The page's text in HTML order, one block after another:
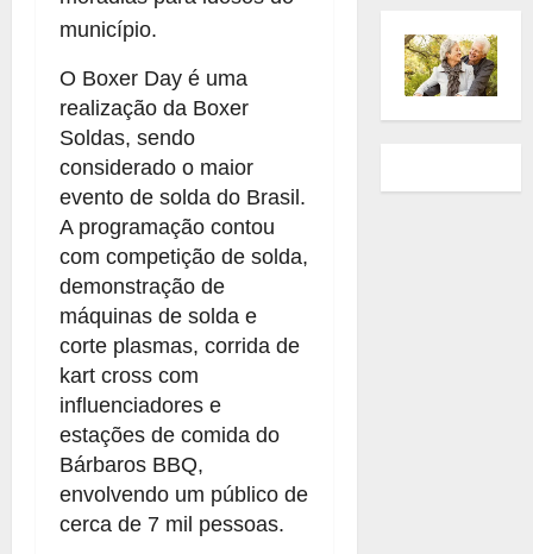
município.
O Boxer Day é uma
realização da Boxer
Soldas, sendo
considerado o maior
evento de solda do Brasil.
A programação contou
com competição de solda,
demonstração de
máquinas de solda e
corte plasmas, corrida de
kart cross com
influenciadores e
estações de comida do
Bárbaros BBQ,
envolvendo um público de
cerca de 7 mil pessoas.